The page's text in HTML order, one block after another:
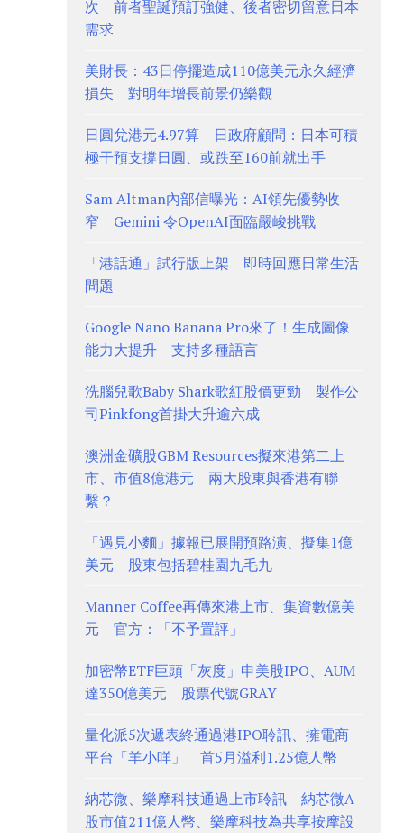
次 前者聖誕預訂強健、後者密切留意日本
需求
美財長：43日停擺造成110億美元永久經濟
損失 對明年增長前景仍樂觀
日圓兌港元4.97算 日政府顧問：日本可積
極干預支撐日圓、或跌至160前就出手
Sam Altman內部信曝光：AI領先優勢收
窄 Gemini 令OpenAI面臨嚴峻挑戰
「港話通」試行版上架 即時回應日常生活
問題
Google Nano Banana Pro來了！生成圖像
能力大提升 支持多種語言
洗腦兒歌Baby Shark歌紅股價更勁 製作公
司Pinkfong首掛大升逾六成
澳洲金礦股GBM Resources擬來港第二上
市、市值8億港元 兩大股東與香港有聯
繫？
「遇見小麵」據報已展開預路演、擬集1億
美元 股東包括碧桂園九毛九
Manner Coffee再傳來港上市、集資數億美
元 官方：「不予置評」
加密幣ETF巨頭「灰度」申美股IPO、AUM
達350億美元 股票代號GRAY
量化派5次遞表終通過港IPO聆訊、擁電商
平台「羊小咩」 首5月溢利1.25億人幣
納芯微、樂摩科技通過上市聆訊 納芯微A
股市值211億人幣、樂摩科技為共享按摩設